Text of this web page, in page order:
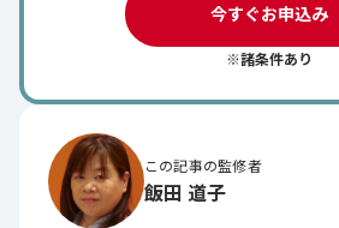
今すぐお申込み
※諸条件あり
この記事の監修者
飯田 道子